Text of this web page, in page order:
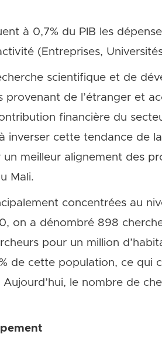
à 0,7% du PIB les
(Entreprises,
scientifique et de
de l’étranger et
financière du
inverser cette tendance de
meilleur alignement des
Mali.
concentrées au
on a dénombré 898
pour un million
de cette population, ce qui
le nombre de